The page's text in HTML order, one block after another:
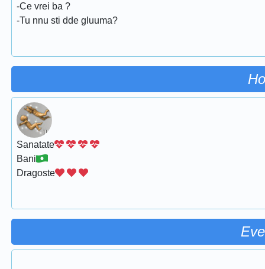
-Ce vrei ba ?
-Tu nnu sti dde gluuma?
Sanatate
Bani
Dragoste